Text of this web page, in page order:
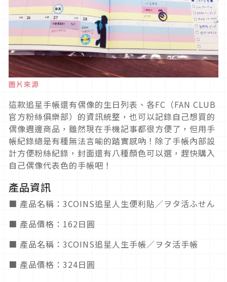
圖片來源
這款追星手帳還有偶像的生日列表、各FC（FAN CLUB
官方粉絲俱樂部）的資訊統整，也可以記錄自己想買的
偶像週邊商品，雖然現在手機記事都很方便了，但用手
帳紀錄總是有種無法言喻的踏實感吶！除了手帳內部設
計方便粉絲紀錄，封面還有八種顏色可以選，趕快購入
自己偶像代表色的手帳吧！
產品資訊
■ 產品名稱：3COINS追星人生便利貼／ヲタ活ふせん
■ 產品價格：162日圓
■ 產品名稱：3COINS追星人生手帳／ヲタ活手帳
■ 產品價格：324日圓